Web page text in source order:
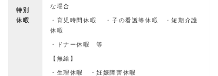
特別
休暇
な場合
・育児時間休暇 ・子の看護等休暇 ・短期介護
休暇
・ドナー休暇 等
【無給】
・生理休暇 ・妊娠障害休暇